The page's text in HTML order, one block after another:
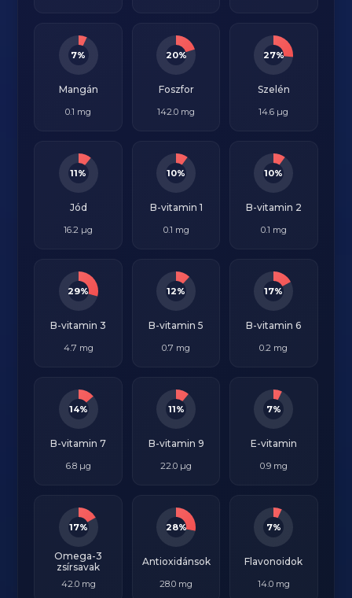
7%
Mangán
0.1 mg
20%
Foszfor
142.0 mg
27%
Szelén
14.6 µg
11%
Jód
16.2 µg
10%
B-vitamin 1
0.1 mg
10%
B-vitamin 2
0.1 mg
29%
B-vitamin 3
4.7 mg
12%
B-vitamin 5
0.7 mg
17%
B-vitamin 6
0.2 mg
14%
B-vitamin 7
6.8 µg
11%
B-vitamin 9
22.0 µg
7%
E-vitamin
0.9 mg
17%
Omega-3
zsírsavak
42.0 mg
28%
Antioxidánsok
28.0 mg
7%
Flavonoidok
14.0 mg